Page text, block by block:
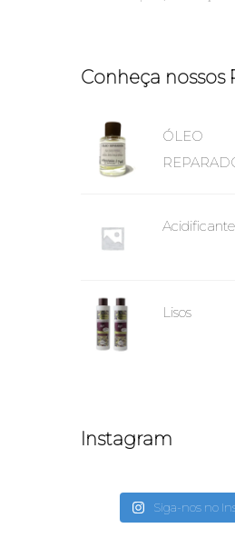
Conheça nossos
ÓLEO
Acidificante
Lisos
Instagram
Siga-nos no